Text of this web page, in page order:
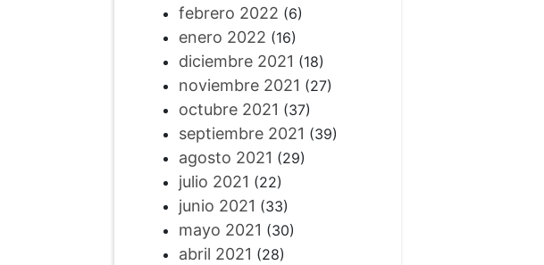
febrero 2022 (6)
enero 2022 (16)
diciembre 2021 (18)
noviembre 2021 (27)
octubre 2021 (37)
septiembre 2021 (39)
agosto 2021 (29)
julio 2021 (22)
junio 2021 (33)
mayo 2021 (30)
abril 2021 (28)